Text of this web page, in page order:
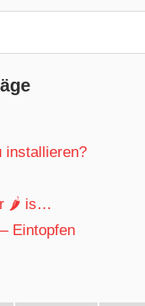
installieren?
🌶 is…
Eintopfen